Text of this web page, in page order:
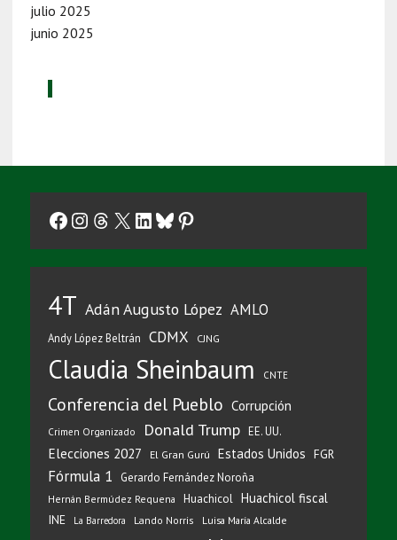
julio 2025
junio 2025
Facebook
Instagram
Threads
X LinkedIn
Bluesky
Pinterest
4T Adán Augusto López AMLO
Andy López Beltrán CDMX CJNG
Claudia Sheinbaum CNTE
Conferencia del Pueblo Corrupción
Crimen Organizado Donald Trump EE. UU.
Elecciones 2027 El Gran Gurú Estados Unidos FGR
Fórmula 1 Gerardo Fernández Noroña
Hernán Bermúdez Requena Huachicol Huachicol fiscal
INE La Barredora Lando Norris Luisa María Alcalde